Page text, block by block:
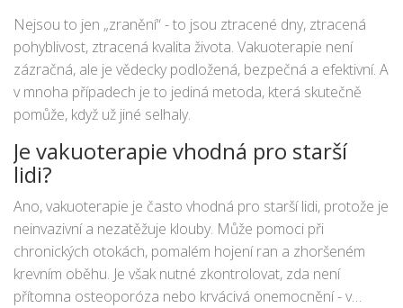
Nejsou to jen „zranění“ - to jsou ztracené dny, ztracená
pohyblivost, ztracená kvalita života. Vakuoterapie není
zázračná, ale je vědecky podložená, bezpečná a efektivní. A
v mnoha případech je to jediná metoda, která skutečně
pomůže, když už jiné selhaly.
Je vakuoterapie vhodná pro starší
lidi?
Ano, vakuoterapie je často vhodná pro starší lidi, protože je
neinvazivní a nezatěžuje klouby. Může pomoci při
chronických otokách, pomalém hojení ran a zhoršeném
krevním oběhu. Je však nutné zkontrolovat, zda není
přítomna osteoporóza nebo krvácivá onemocnění - v